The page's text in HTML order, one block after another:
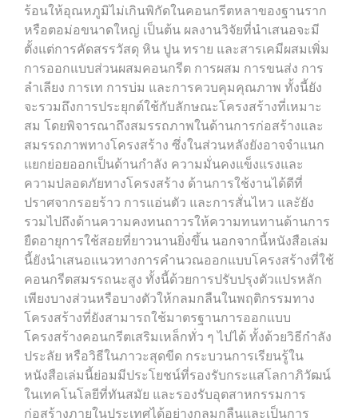
ร้อนให้อุณหภูมิไม่เกินพิกัดในคอนกรีตหลาของฐานราก
หรือตอม่อขนาดใหญ่ เป็นต้น ผลงานวิจัยที่นำเสนอจะมี
ตั้งแต่การคัดสรรวัสดุ หิน ปูน ทราย และสารเคมีผสมเพิ่ม
การออกแบบส่วนผสมคอนกรีต การผสม การขนส่ง การ
ลำเลียง การเท การบ่ม และการควบคุมคุณภาพ ทั้งนี้ยัง
จะรวมถึงการประยุกต์ใช้กับลักษณะโครงสร้างที่เหมาะ
สม โดยพิจารณาถึงสมรรถภาพในด้านการก่อสร้างและ
สมรรถภาพทางโครงสร้าง ซึ่งในส่วนหลังยังอาจจำแนก
แยกย่อยออกเป็นด้านกำลัง ความมั่นคงแข็งแรงและ
ความปลอดภัยทางโครงสร้าง ด้านการใช้งานได้ดีที่
ปราศจากรอยร้าว การแอ่นตัว และการสั่นไหว และัยัง
รวมไปถึงด้านความคงทนถาวรให้ความทนทานด้านการ
ยืดอายุการใช้สอยที่ยาวนานยิ่งขึ้น นอกจากนี้หนังสือเล่ม
นี้ยังนำเสนอแนวทางการคำนวณออกแบบโครงสร้างที่ใช้
คอนกรีตสมรรถนะสูง ทั้งนี้ด้วยการปรับปรุงตัวแปรหลัก
เพียงบางส่วนหรือบางตัวให้กลมกลืนในพฤติกรรมทาง
โครงสร้างที่ยังสามารถใช้มาตรฐานการออกแบบ
โครงสร้างคอนกรีตเสริมเหล็กทั่ว ๆ ไปได้ ทั้งด้วยวิธีกำลัง
ประลัย หรือวิธีในภาวะสุดขีด กระบวนการเรียนรู้ใน
หนังสือเล่มนี้ย่อมมีประโยชน์ที่รองรับกระแสโลกาภิวัฒน์
ในเทคโนโลยีที่ทันสมัย และรองรับอุตสาหกรรมการ
ก่อสร้างภายในประเทศได้อย่างกลมกลืนและเป็นการ